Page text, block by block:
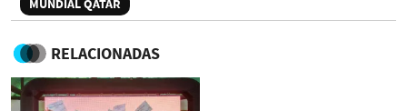
MUNDIAL QATAR
RELACIONADAS